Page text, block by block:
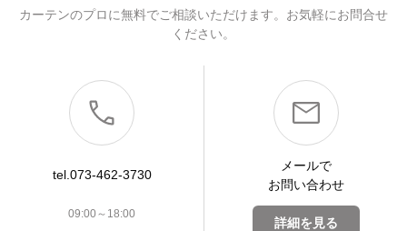
カーテンのプロに無料でご相談いただけます。お気軽にお問合せ
ください。
tel.073-462-3730
09:00～18:00
メールで
お問い合わせ
詳細を見る